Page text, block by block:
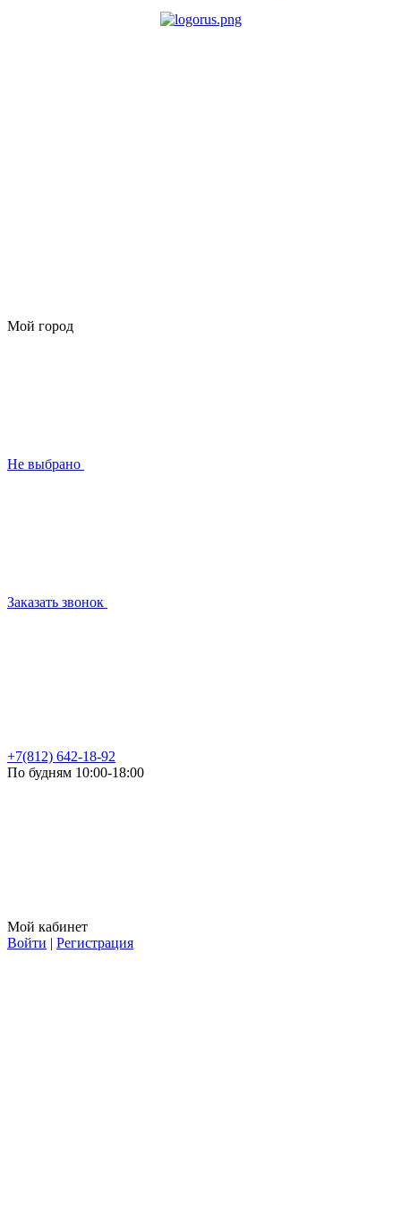
Мой город
Не выбрано
Заказать звонок
+7(812) 642-18-92
По будням 10:00-18:00
Мой кабинет
Войти | Регистрация